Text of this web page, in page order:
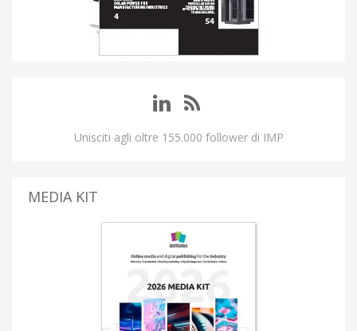
Unisciti agli oltre 155.000 follower di IMP
MEDIA KIT